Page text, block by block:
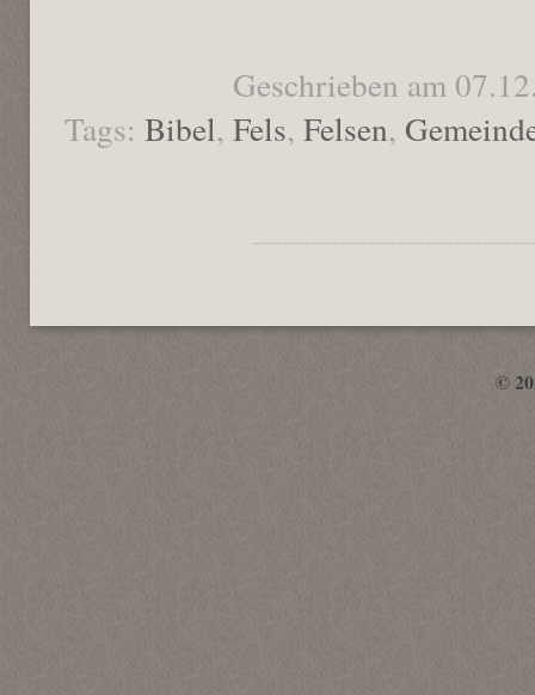
Geschrieben am
Tags: Bibel, Fels, Felsen,
©